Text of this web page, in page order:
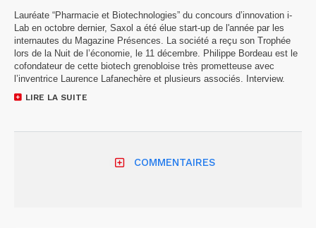
Lauréate “Pharmacie et Biotechnologies” du concours d’innovation i-
Lab en octobre dernier, Saxol a été élue start-up de l'année par les
internautes du Magazine Présences. La société a reçu son Trophée
lors de la Nuit de l’économie, le 11 décembre. Philippe Bordeau est le
cofondateur de cette biotech grenobloise très prometteuse avec
l’inventrice Laurence Lafanechère et plusieurs associés. Interview.
LIRE LA SUITE
COMMENTAIRES